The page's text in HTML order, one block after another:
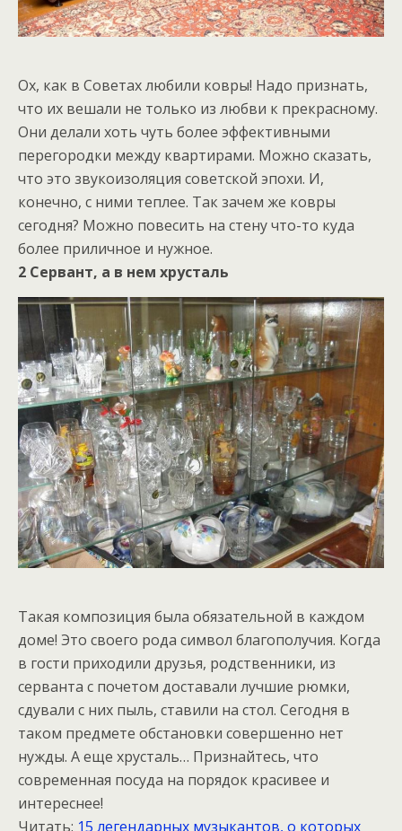
Ох, как в Советах любили ковры! Надо признать,
что их вешали не только из любви к прекрасному.
Они делали хоть чуть более эффективными
перегородки между квартирами. Можно сказать,
что это звукоизоляция советской эпохи. И,
конечно, с ними теплее. Так зачем же ковры
сегодня? Можно повесить на стену что-то куда
более приличное и нужное.
2 Сервант, а в нем хрусталь
Такая композиция была обязательной в каждом
доме! Это своего рода символ благополучия. Когда
в гости приходили друзья, родственники, из
серванта с почетом доставали лучшие рюмки,
сдували с них пыль, ставили на стол. Сегодня в
таком предмете обстановки совершенно нет
нужды. А еще хрусталь… Признайтесь, что
современная посуда на порядок красивее и
интереснее!
Читать: 15 легендарных музыкантов, о которых